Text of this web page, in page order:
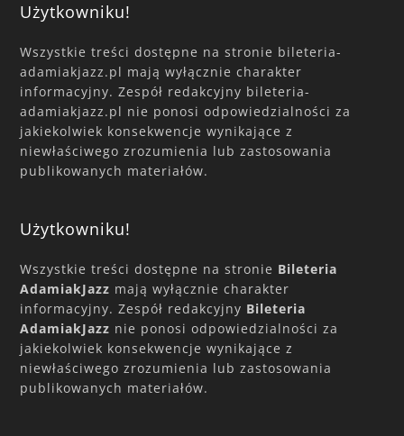
Użytkowniku!
Wszystkie treści dostępne na stronie bileteria-
adamiakjazz.pl mają wyłącznie charakter
informacyjny. Zespół redakcyjny bileteria-
adamiakjazz.pl nie ponosi odpowiedzialności za
jakiekolwiek konsekwencje wynikające z
niewłaściwego zrozumienia lub zastosowania
publikowanych materiałów.
Użytkowniku!
Wszystkie treści dostępne na stronie Bileteria
AdamiakJazz mają wyłącznie charakter
informacyjny. Zespół redakcyjny Bileteria
AdamiakJazz nie ponosi odpowiedzialności za
jakiekolwiek konsekwencje wynikające z
niewłaściwego zrozumienia lub zastosowania
publikowanych materiałów.